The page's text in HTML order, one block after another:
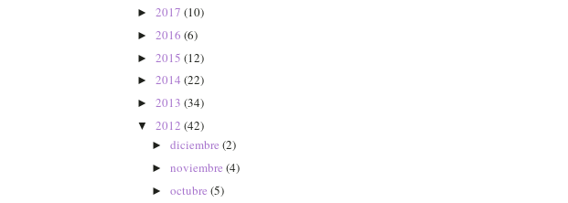
► 2017 (10)
► 2016 (6)
► 2015 (12)
► 2014 (22)
► 2013 (34)
▼ 2012 (42)
► diciembre (2)
► noviembre (4)
► octubre (5)